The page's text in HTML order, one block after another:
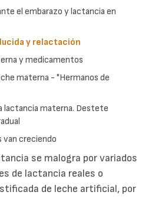
se malogra por variados
de lactancia reales o
de leche artificial, por
el embarazo y lactancia en
y relactación
y medicamentos
materna - "Hermanos de
lactancia materna. Destete
van creciendo